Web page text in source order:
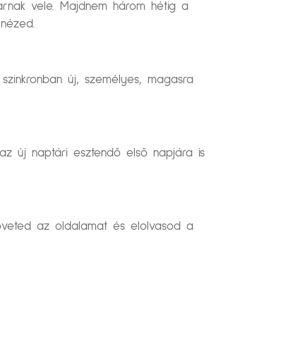
vele. Majdnem három hétig a
új, személyes, magasra
új naptári esztendő első napjára is
az oldalamat és elolvasod a